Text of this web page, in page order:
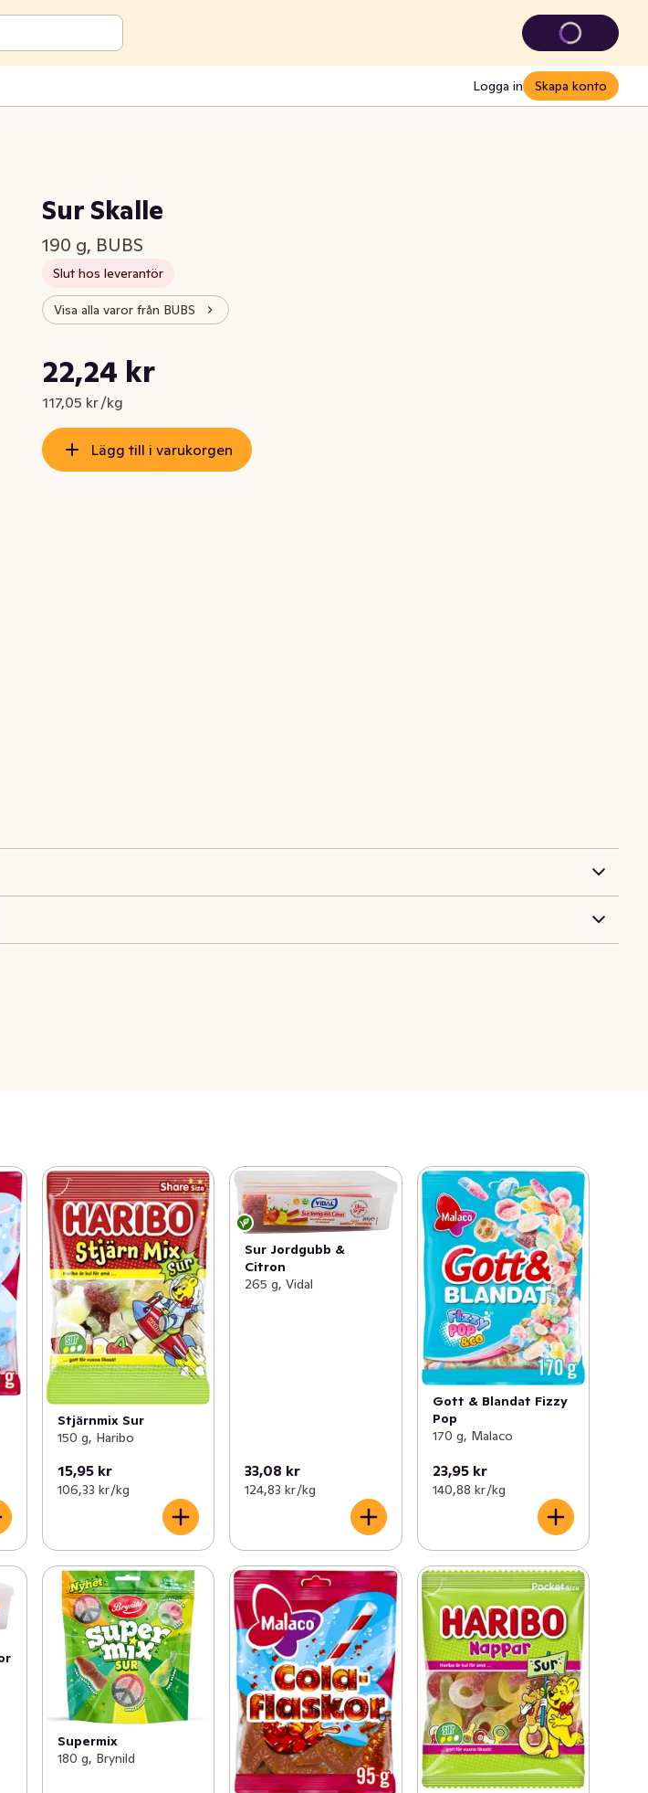
Logga in Skapa konto
Sur Skalle
190 g, BUBS
Slut hos leverantör
Visa alla varor från BUBS
Nuvarande pris är: 22,24 kr
22,24 kr
117,05 kr /kg
Styckpris: 117,05 kr /kg
Lägg till i varukorgen
Stjärnmix Sur
150 g, Haribo
15,95 kr
106,33 kr /kg
Sur Jordgubb &
Citron
265 g, Vidal
33,08 kr
124,83 kr /kg
Gott & Blandat Fizzy
Pop
170 g, Malaco
23,95 kr
140,88 kr /kg
Supermix
180 g, Brynild